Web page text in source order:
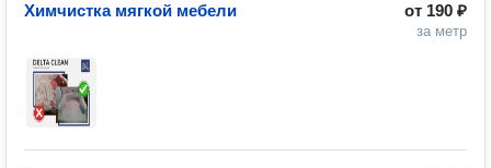
от 190 ₽
за метр
Химчистка мягкой мебели